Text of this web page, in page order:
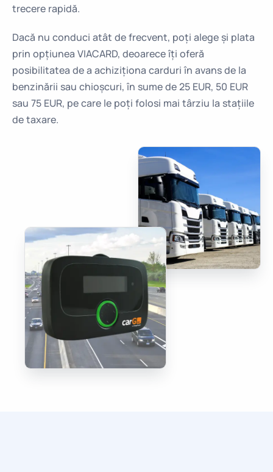
trecere rapidă.
Dacă nu conduci atât de frecvent, poți alege și plata
prin opțiunea VIACARD, deoarece îți oferă
posibilitatea de a achiziționa carduri în avans de la
benzinării sau chioșcuri, în sume de 25 EUR, 50 EUR
sau 75 EUR, pe care le poți folosi mai târziu la stațiile
de taxare.